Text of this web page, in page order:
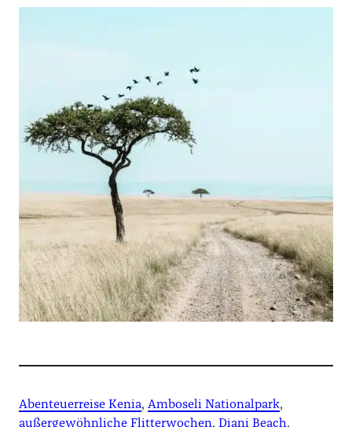
Abenteuerreise Kenia, Amboseli Nationalpark
außergewöhnliche Flitterwochen, Diani Beach